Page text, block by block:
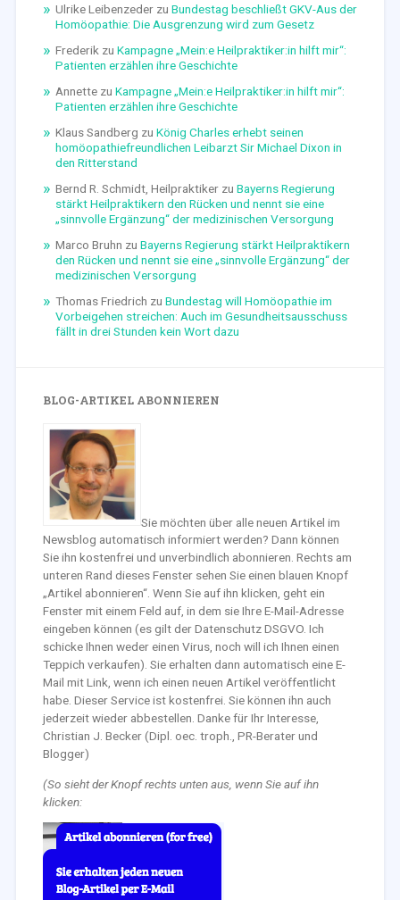
Ulrike Leibenzederzu Bundestag beschließt GKV-Aus der
Homöopathie: Die Ausgrenzung wird zum Gesetz
Frederik zu Kampagne „Mein:e Heilpraktiker:in hilft mir“:
Patienten erzählen ihre Geschichte
Annettezu Kampagne „Mein:e Heilpraktiker:in hilft mir“:
Patienten erzählen ihre Geschichte
Klaus Sandberg zu König Charles erhebt seinen
homöopathiefreundlichen Leibarzt Sir Michael Dixon in
den Ritterstand
Bernd R. Schmidt, Heilpraktikerzu Bayerns Regierung
stärkt Heilpraktikern den Rücken und nennt sie eine
„sinnvolle Ergänzung“ der medizinischen Versorgung
Marco Bruhn zu Bayerns Regierung stärkt Heilpraktikern
den Rücken und nennt sie eine „sinnvolle Ergänzung“ der
medizinischen Versorgung
Thomas Friedrich zu Bundestag will Homöopathie im
Vorbeigehen streichen: Auch im Gesundheitsausschuss
fällt in drei Stunden kein Wort dazu
BLOG-ARTIKEL ABONNIEREN
Sie möchten über alle neuen Artikel im
Newsblog automatisch informiert werden? Dann können
Sie ihn kostenfrei und unverbindlich abonnieren. Rechts am
unteren Rand dieses Fenster sehen Sie einen blauen Knopf
„Artikel abonnieren“. Wenn Sie auf ihn klicken, geht ein
Fenster mit einem Feld auf, in dem sie Ihre E-Mail-Adresse
eingeben können (es gilt der Datenschutz DSGVO. Ich
schicke Ihnen weder einen Virus, noch will ich Ihnen einen
Teppich verkaufen). Sie erhalten dann automatisch eine E-
Mail mit Link, wenn ich einen neuen Artikel veröffentlicht
habe. Dieser Service ist kostenfrei. Sie können ihn auch
jederzeit wieder abbestellen. Danke für Ihr Interesse,
Christian J. Becker (Dipl. oec. troph., PR-Berater und
Blogger)
(So sieht der Knopf rechts unten aus, wenn Sie auf ihn
klicken: